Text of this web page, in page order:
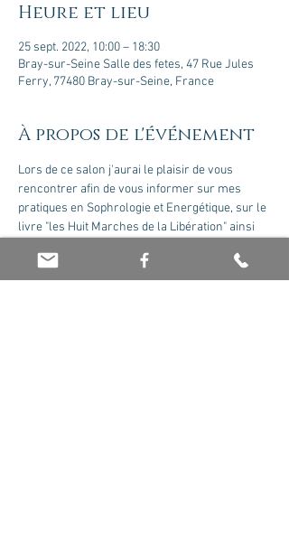
Heure et lieu
25 sept. 2022, 10:00 – 18:30
Bray-sur-Seine Salle des fetes, 47 Rue Jules
Ferry, 77480 Bray-sur-Seine, France
À propos de l'événement
Lors de ce salon j'aurai le plaisir de vous
rencontrer afin de vous informer sur mes
pratiques en Sophrologie et Energétique, sur le
livre "les Huit Marches de la Libération" ainsi
conférence sur les étapes de notre chemin de
vie sera également proposée.